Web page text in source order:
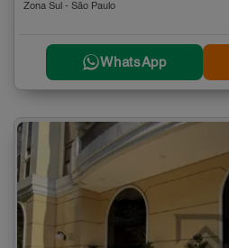
Zona Sul - São Paulo
WhatsApp